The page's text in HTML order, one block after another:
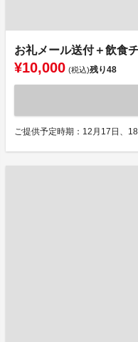
お礼メール送付＋飲食
¥10,000 (税込)残り48
ご提供予定時期：12月17日、